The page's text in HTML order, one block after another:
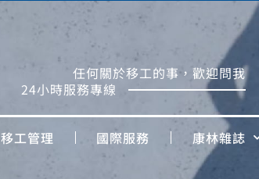
任何關於移工的事，歡迎問我
24小時服務專線
移工管理 國際服務 康林雜誌